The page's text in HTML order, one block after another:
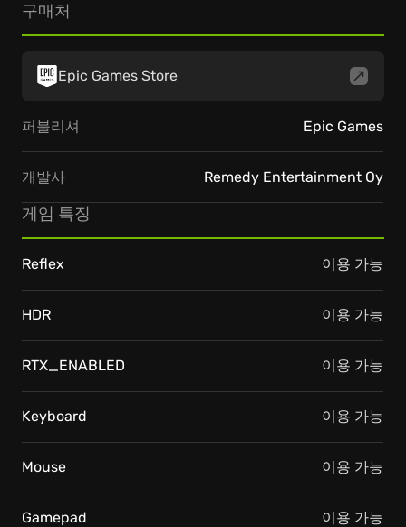
구매처
Epic Games Store
퍼블리셔 Epic Games
개발사 Remedy Entertainment Oy
게임 특징
Reflex 이용 가능
HDR 이용 가능
RTX_ENABLED 이용 가능
Keyboard 이용 가능
Mouse 이용 가능
Gamepad 이용 가능